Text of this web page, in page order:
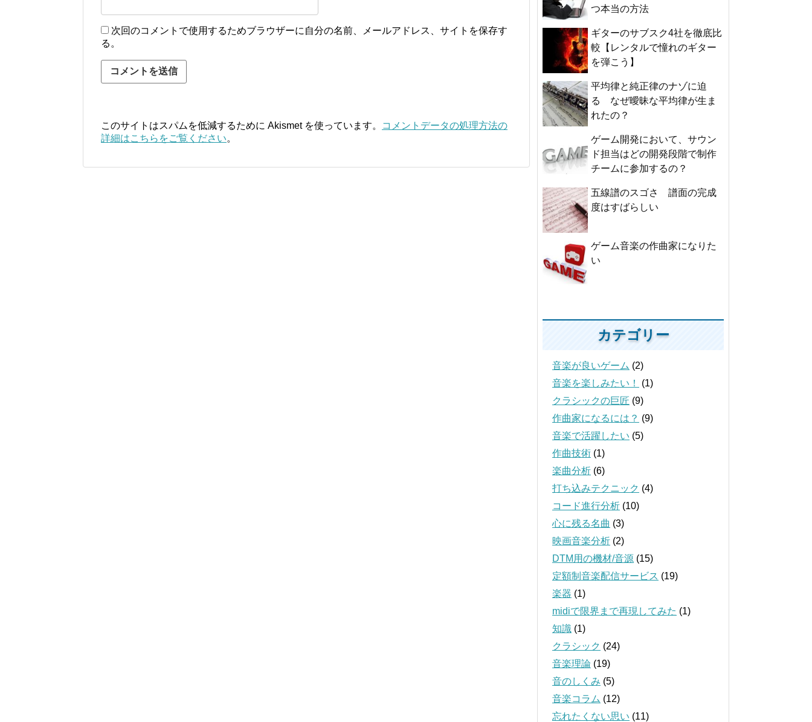
次回のコメントで使用するためブラウザーに自分の名前、メールアドレス、サイトを保存す
る。
このサイトはスパムを低減するために Akismet を使っています。
コメントデータの処理方法の
詳細はこちらをご覧ください。
つ本当の方法
ギターのサブスク4社を徹底比
較【レンタルで憧れのギター
を弾こう】
平均律と純正律のナゾに迫
る なぜ曖昧な平均律が生ま
れたの？
ゲーム開発において、サウン
ド担当はどの開発段階で制作
チームに参加するの？
五線譜のスゴさ 譜面の完成
度はすばらしい
ゲーム音楽の作曲家になりた
い
カテゴリー
音楽が良いゲーム (2)
音楽を楽しみたい！
(1)
クラシックの巨匠 (9)
作曲家になるには？ (9)
音楽で活躍したい (5)
作曲技術 (1)
楽曲分析 (6)
打ち込みテクニック (4)
コード進行分析 (10)
心に残る名曲 (3)
映画音楽分析 (2)
DTM用の機材/音源 (15)
定額制音楽配信サービス (19)
楽器 (1)
midiで限界まで再現してみた (1)
知識 (1)
クラシック (24)
音楽理論 (19)
音のしくみ (5)
音楽コラム (12)
忘れたくない思い (11)